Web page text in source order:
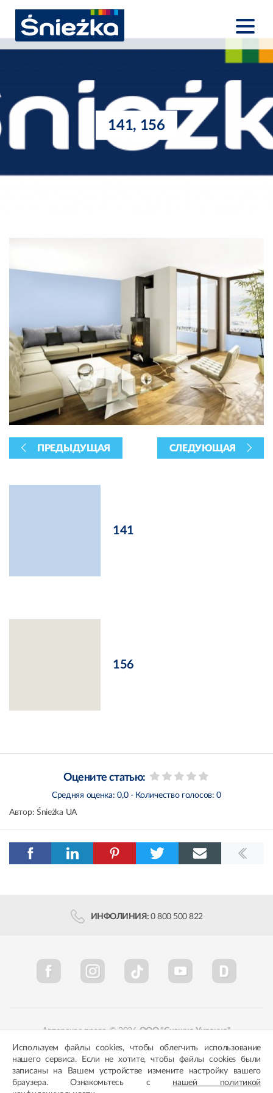
141, 156
ПРЕДЫДУЩАЯ СЛЕДУЮЩАЯ
141
156
Оцените статью:
Средняя оценка:0,0- Количество голосов:0
Автор: Śnieżka UA
ИНФОЛИНИЯ: 0 800 500 822
Авторское право © 2026ООО "Снежка-Украина"
Политика конфиденциальности Соответствие цветов
Используем файлы cookies, чтобы облегчить использование
нашего сервиса. Если не хотите, чтобы файлы cookies были
записаны на Вашем устройстве измените настройку вашего
браузера. Ознакомьтесь с нашей политикой